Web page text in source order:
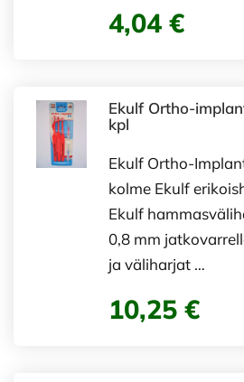
4,04 €
Ekulf Ortho-
kpl
Ekulf Ortho-
kolme Ekulf
Ekulf
0,8 mm
ja väliharjat …
10,25 €